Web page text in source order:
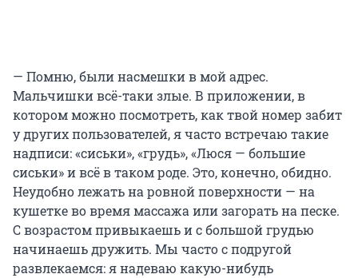
— Помню, были насмешки в мой адрес.
Мальчишки всё-таки злые. В приложении, в
котором можно посмотреть, как твой номер забит
у других пользователей, я часто встречаю такие
надписи: «сиськи», «грудь», «Люся — большие
сиськи» и всё в таком роде. Это, конечно, обидно.
Неудобно лежать на ровной поверхности — на
кушетке во время массажа или загорать на песке.
С возрастом привыкаешь и с большой грудью
начинаешь дружить. Мы часто с подругой
развлекаемся: я надеваю какую-нибудь